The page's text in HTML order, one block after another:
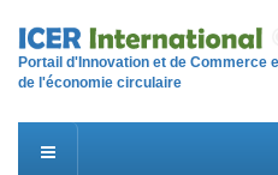
Portail d'Innovation et de Commerce
de l'économie circulaire